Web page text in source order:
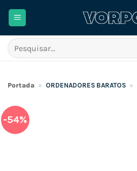
Pesquisar
por:
Portada » ORDENADORES BARATOS »
-54%